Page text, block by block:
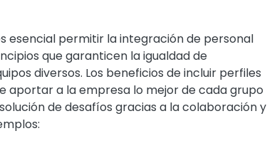
esencial permitir la integración de personal
que garanticen la igualdad de
diversos. Los beneficios de incluir perfiles
aportar a la empresa lo mejor de cada grupo
de desafíos gracias a la colaboración y